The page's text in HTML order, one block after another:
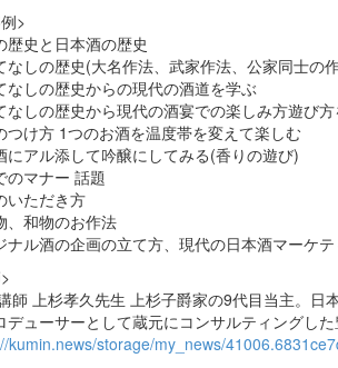
>
歴史と日本酒の歴史
なしの歴史(大名作法、武家作法、公家同士の
なしの歴史からの現代の酒道を学ぶ
なしの歴史から現代の酒宴での楽しみ方遊び方
つけ方 1つのお酒を温度帯を変えて楽しむ
にアル添して吟醸にしてみる(香りの遊び)
のマナー 話題
いただき方
、和物のお作法
ナル酒の企画の立て方、現代の日本酒マーケ
師 上杉孝久先生 上杉子爵家の9代目当主。日
デューサーとして蔵元にコンサルティングし
kumin.news/storage/my_news/